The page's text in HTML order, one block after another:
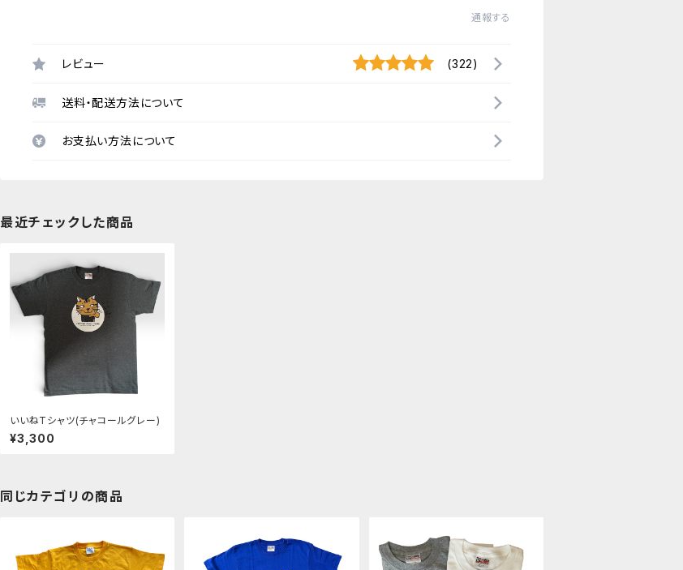
通報する
レビュー (322)
送料・配送方法について
お支払い方法について
最近チェックした商品
いいねTシャツ(チャコールグレー)
¥3,300
同じカテゴリの商品